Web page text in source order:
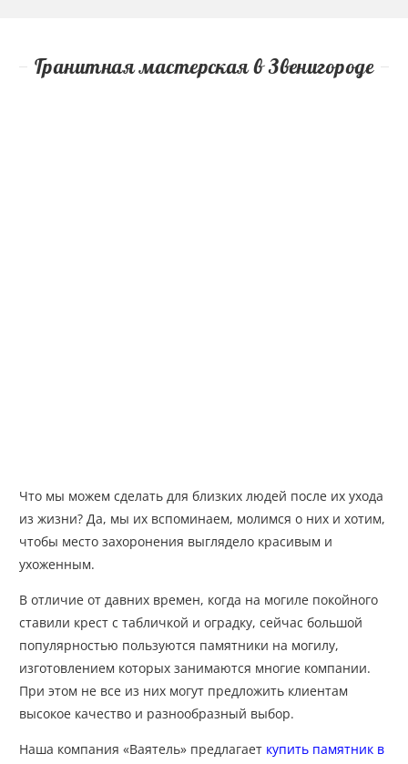
Гранитная мастерская в Звенигороде
Что мы можем сделать для близких людей после их ухода
из жизни? Да, мы их вспоминаем, молимся о них и хотим,
чтобы место захоронения выглядело красивым и
ухоженным.
В отличие от давних времен, когда на могиле покойного
ставили крест с табличкой и оградку, сейчас большой
популярностью пользуются памятники на могилу,
изготовлением которых занимаются многие компании.
При этом не все из них могут предложить клиентам
высокое качество и разнообразный выбор.
Наша компания «Ваятель» предлагает купить памятник в